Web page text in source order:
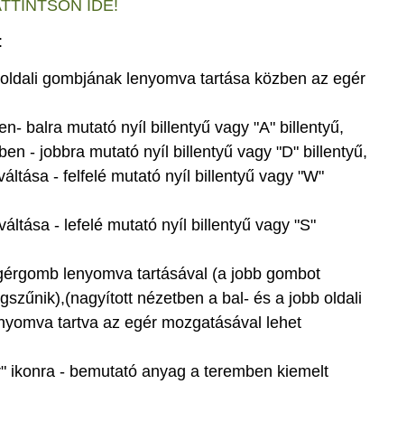
IDE!
gombjának lenyomva tartása közben az egér
balra mutató nyíl billentyű vagy "A" billentyű,
- jobbra mutató nyíl billentyű vagy "D" billentyű,
- felfelé mutató nyíl billentyű vagy "W"
- lefelé mutató nyíl billentyű vagy "S"
lenyomva tartásával (a jobb gombot
nézetben a bal- és a jobb oldali
tartva az egér mozgatásával lehet
ikonra - bemutató anyag a teremben kiemelt